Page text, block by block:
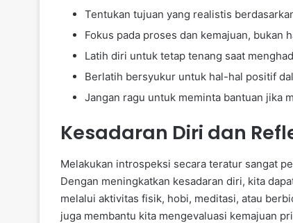
Tentukan tujuan yang realistis
Fokus pada proses dan kemajuan, bukan
Latih diri untuk tetap tenang saat
Berlatih bersyukur untuk hal-hal positif
Jangan ragu untuk meminta bantuan jika
Kesadaran Diri dan
Melakukan introspeksi secara teratur sangat
Dengan meningkatkan kesadaran diri, kita
melalui aktivitas fisik, hobi, meditasi, atau
juga membantu kita mengevaluasi kemajuan